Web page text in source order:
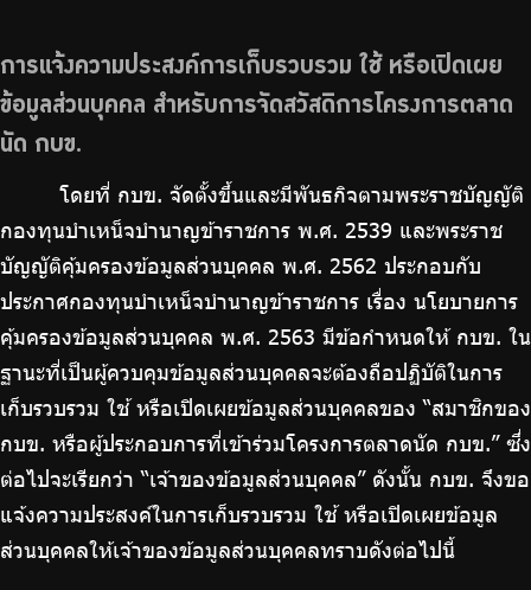
การแจ้งความประสงค์การเก็บรวบรวม ใช้ หรือเปิดเผย
ข้อมูลส่วนบุคคล สำหรับการจัดสวัสดิการโครงการตลาด
นัด กบข.
โดยที่ กบข. จัดตั้งขึ้นและมีพันธกิจตามพระราชบัญญัติ
กองทุนบำเหน็จบำนาญข้าราชการ พ.ศ. 2539 และพระราช
บัญญัติคุ้มครองข้อมูลส่วนบุคคล พ.ศ. 2562 ประกอบกับ
ประกาศกองทุนบำเหน็จบำนาญข้าราชการ เรื่อง นโยบายการ
คุ้มครองข้อมูลส่วนบุคคล พ.ศ. 2563 มีข้อกำหนดให้ กบข. ใน
ฐานะที่เป็นผู้ควบคุมข้อมูลส่วนบุคคลจะต้องถือปฏิบัติในการ
เก็บรวบรวม ใช้ หรือเปิดเผยข้อมูลส่วนบุคคลของ “สมาชิกของ
กบข. หรือผู้ประกอบการที่เข้าร่วมโครงการตลาดนัด กบข.” ซึ่ง
ต่อไปจะเรียกว่า “เจ้าของข้อมูลส่วนบุคคล” ดังนั้น กบข. จึงขอ
แจ้งความประสงค์ในการเก็บรวบรวม ใช้ หรือเปิดเผยข้อมูล
ส่วนบุคคลให้เจ้าของข้อมูลส่วนบุคคลทราบดังต่อไปนี้